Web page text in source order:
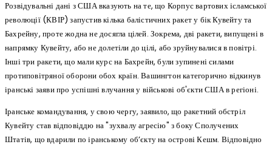
Розвідувальні дані з США вказують на те, що Корпус вартових ісламської
революції (КВІР) запустив кілька балістичних ракет у бік Кувейту та
Бахрейну, проте жодна не досягла цілей. Зокрема, дві ракети, випущені в
напрямку Кувейту, або не долетіли до цілі, або зруйнувалися в повітрі.
Інші три ракети, що мали курс на Бахрейн, були зупинені силами
протиповітряної оборони обох країн. Вашингтон категорично відкинув
іранські заяви про успішні влучання у військові об'єкти США в регіоні.
Іранське командування, у свою чергу, заявило, що ракетний обстріл
Кувейту став відповіддю на "зухвалу агресію" з боку Сполучених
Штатів, що вдарили по іранському об’єкту на острові Кешм. Відповідно